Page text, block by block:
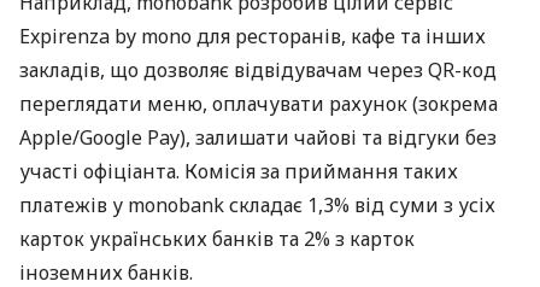
Expirenza by mono для ресторанів, кафе та інших
закладів, що дозволяє відвідувачам через QR-код
переглядати меню, оплачувати рахунок (зокрема
Apple/Google Pay), залишати чайові та відгуки без
участі офіціанта. Комісія за приймання таких
платежів у monobank складає 1,3% від суми з усіх
карток українських банків та 2% з карток
іноземних банків.